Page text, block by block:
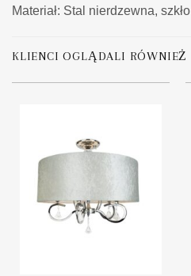
Materiał: Stal nierdzewna, szkło
KLIENCI OGLĄDALI RÓWNIEŻ